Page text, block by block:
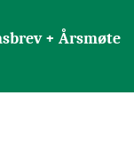
+ Årsmøte